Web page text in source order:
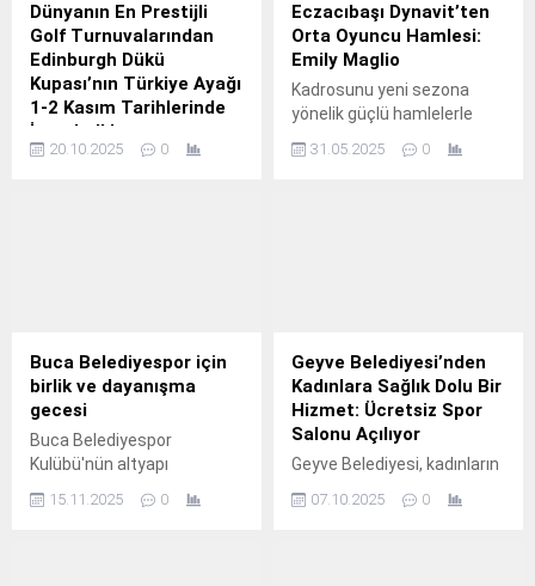
Dünyanın En Prestijli
Golf Turnuvalarından
Edinburgh Dükü
Kupası’nın Türkiye Ayağı
1-2 Kasım Tarihlerinde
İstanbul’da
Düzenlenecek
tarihlerinde İstanbul
Ataşehir Golf
Kulübü’nde düzenlenecek.
20.10.2025 0
Eczacıbaşı Dynavit’ten
Orta Oyuncu Hamlesi:
Emily Maglio
Kadrosunu yeni sezona
yönelik güçlü hamlelerle
eden Eczacıbaşı Dynavit,
31.05.2025 0
Buca Belediyespor için
birlik ve dayanışma
gecesi
Buca Belediyespor
Kulübü'nün altyapı
branşlarına destek
15.11.2025 0
Geyve Belediyesi’nden
Kadınlara Sağlık Dolu Bir
Hizmet: Ücretsiz Spor
Salonu Açılıyor
Geyve Belediyesi, kadınların
ve sağlıklı bireyler olması
07.10.2025 0